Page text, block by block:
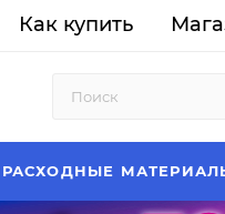
Как купить
РАСХОДНЫЕ